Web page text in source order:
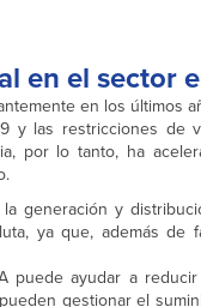
en el sector
en los últimos
y las restricciones de
por lo tanto, ha
generación y
ya que, además de
puede ayudar a
gestionar el